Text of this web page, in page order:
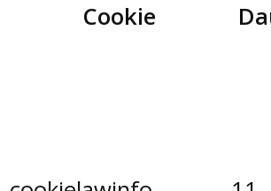
Cookie